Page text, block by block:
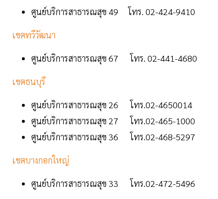
ศูนย์บริการสาธารณสุข 49 โทร. 02-424-9410
เขตทวีวัฒนา
ศูนย์บริการสาธารณสุข 67 โทร. 02-441-4680
เขตธนบุรี
ศูนย์บริการสาธารณสุข 26 โทร.02-4650014
ศูนย์บริการสาธารณสุข 27 โทร.02-465-1000
ศูนย์บริการสาธารณสุข 36 โทร.02-468-5297
เขตบางกอกใหญ่
ศูนย์บริการสาธารณสุข 33 โทร.02-472-5496